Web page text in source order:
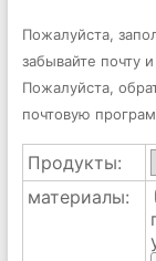
Пожалуйста,
забывайте почту
Пожалуйста,
почтовую
Продукты:
материалы: